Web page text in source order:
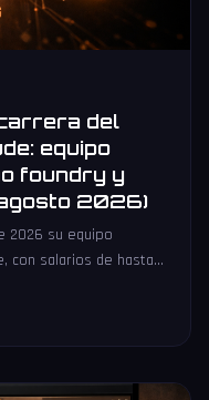
del
equipo
foundry y
2026)
2026 su equipo
con salarios de hasta